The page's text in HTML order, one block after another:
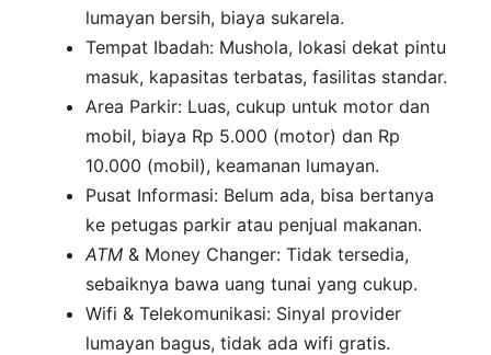
lumayan bersih, biaya sukarela.
Tempat Ibadah: Mushola, lokasi dekat pintu
masuk, kapasitas terbatas, fasilitas standar.
Area Parkir: Luas, cukup untuk motor dan
mobil, biaya Rp 5.000 (motor) dan Rp
10.000 (mobil), keamanan lumayan.
Pusat Informasi: Belum ada, bisa bertanya
ke petugas parkir atau penjual makanan.
ATM & Money Changer: Tidak tersedia,
sebaiknya bawa uang tunai yang cukup.
Wifi & Telekomunikasi: Sinyal provider
lumayan bagus, tidak ada wifi gratis.